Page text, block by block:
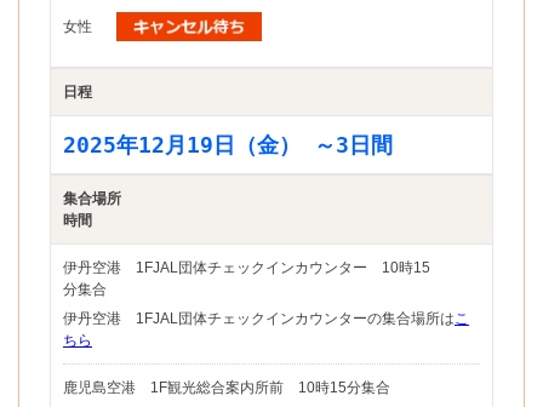
女性
日程
2025年12月19日（金） ～3日間
集合場所
時間
伊丹空港 1FJAL団体チェックインカウンター 10時15
分集合
伊丹空港 1FJAL団体チェックインカウンターの集合場所はこ
ちら
鹿児島空港 1F観光総合案内所前 10時15分集合